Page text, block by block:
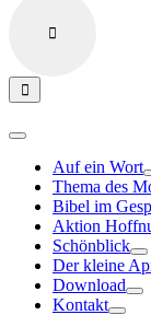
Auf ein Wort
Thema des
Bibel im
Aktion
Schönblick
Der kleine
Download
Kontakt